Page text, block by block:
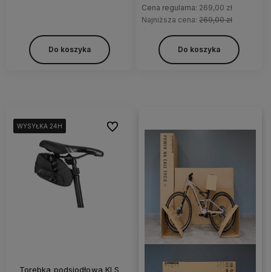
Do koszyka
Cena regularna: 269,00 zł
Najniższa cena: 269,00 zł
Do koszyka
WYSYŁKA 24H
WYSYŁKA 24H
WYSYŁKA 24H
WYSYŁKA 24H
Torebka podsiodłowa KLS
Do ulubionych